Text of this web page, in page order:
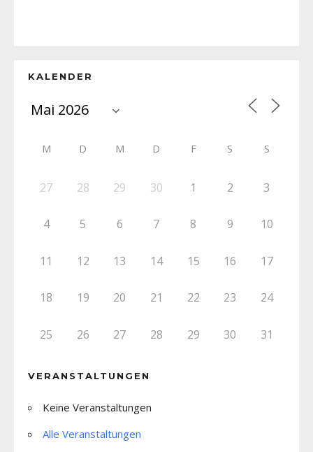
KALENDER
M D M D F S S
27 28 29 30 1 2 3
4 5 6 7 8 9 10
11 12 13 14 15 16 17
18 19 20 21 22 23 24
25 26 27 28 29 30 31
VERANSTALTUNGEN
Keine Veranstaltungen
Alle Veranstaltungen